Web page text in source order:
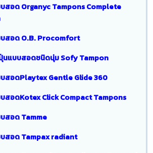
สอด Organyc Tampons Complete
สอด O.B. Procomfort
แบบสอดชนิดนุ่ม Sofy Tampon
สอดPlaytex Gentle Glide 360
สอดKotex Click Compact Tampons
สอด Tamme
สอด Tampax radiant